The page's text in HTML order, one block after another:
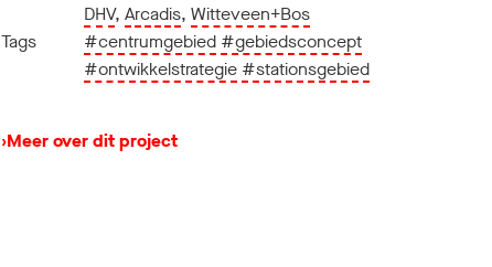
DHV, Arcadis, Witteveen+Bos
Tags
#centrumgebied #gebiedsconcept
#ontwikkelstrategie #stationsgebied
›Meer over dit project